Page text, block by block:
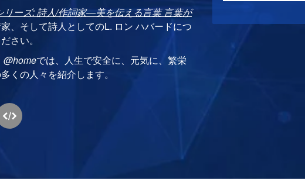
リーズ: 詩人/作詞家—美を伝える言葉 言葉が
、そして詩人としてのL. ロン ハバードにつ
さい。
@homeでは、人生で安全に、元気に、繁栄
くの人々を紹介します。